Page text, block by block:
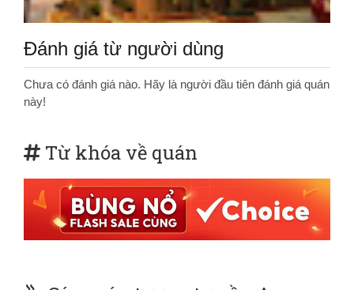
Đánh giá từ người dùng
Chưa có đánh giá nào. Hãy là người đầu tiên đánh giá quán
này!
Từ khóa về quán